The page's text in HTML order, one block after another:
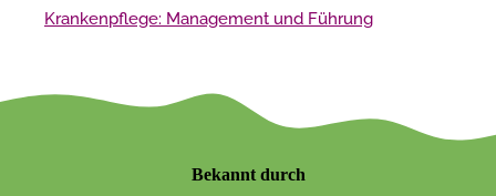
Krankenpflege: Management und Führung
Bekannt durch